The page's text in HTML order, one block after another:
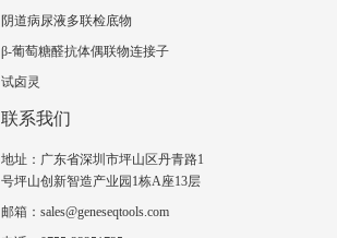
阴道病尿液多联检底物
β-葡萄糖醛抗体偶联物连接子
试卤灵
联系我们
地址：广东省深圳市坪山区丹青路1
号坪山创新智造产业园1栋A座13层
邮箱：sales@geneseqtools.com